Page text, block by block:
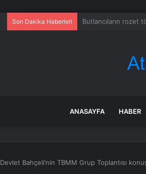
Son Dakika Haberleri İran’da dikkat
ANASAYFA HABER
Devlet Bahçeli’nin TBMM Grup Toplantısı